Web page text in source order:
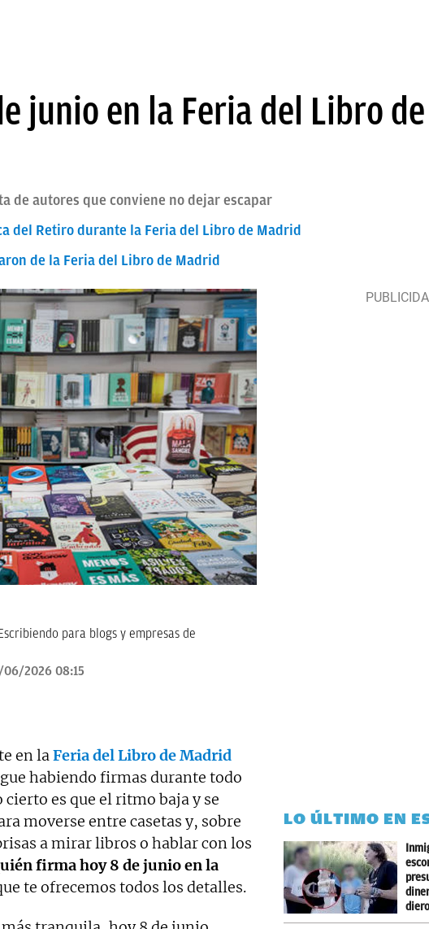
junio en la Feria del Libro de
de autores que conviene no dejar escapar
del Retiro durante la Feria del Libro de Madrid
de la Feria del Libro de Madrid
para blogs y empresas de
2026 08:15
en laFeria del Libro de Madrid
habiendo firmas durante todo
cierto es que el ritmo baja y se
moverse entre casetas y, sobre
a mirar libros o hablar con los
firma hoy 8 de junio en la
te ofrecemos todos los detalles.
LO ÚLTIMO EN